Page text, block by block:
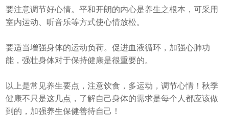
要注意调节好心情。平和开朗的内心是养生之根本，可采用
室内运动、听音乐等方式使心情放松。
要适当增强身体的运动负荷。促进血液循环，加强心肺功
能，强壮身体对于保持健康是很重要的。
以上是常见养生要点，注意饮食，多运动，调节心情！秋季
健康不只是这几点，了解自己身体的需求是每个人都应该做
到的，加强养生保健善待自己！